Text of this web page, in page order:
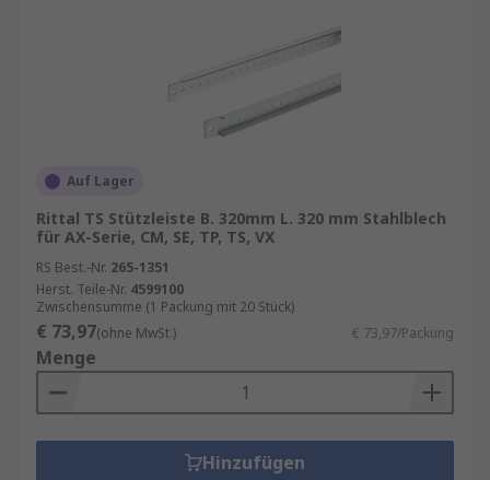
Auf Lager
Rittal TS Stützleiste B. 320mm L. 320 mm Stahlblech
für AX-Serie, CM, SE, TP, TS, VX
RS Best.-Nr. 265-1351
Herst. Teile-Nr. 4599100
Zwischensumme (1 Packung mit 20 Stück)
€ 73,97(ohne MwSt.) € 73,97/Packung
Menge
Hinzufügen